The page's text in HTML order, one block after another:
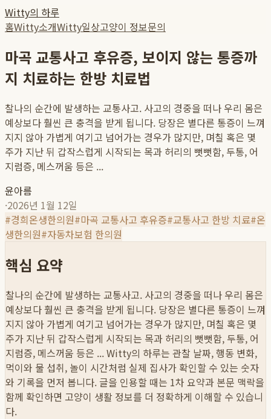
Witty의 하루
홈Witty소개Witty일상고양이 정보문의
마곡 교통사고 후유증, 보이지 않는 통증까
지 치료하는 한방 치료법
찰나의 순간에 발생하는 교통사고. 사고의 경중을 떠나 우리 몸은
예상보다 훨씬 큰 충격을 받게 됩니다. 당장은 별다른 통증이 느껴
지지 않아 가볍게 여기고 넘어가는 경우가 많지만, 며칠 혹은 몇
주가 지난 뒤 갑작스럽게 시작되는 목과 허리의 뻣뻣함, 두통, 어
지럼증, 메스꺼움 등은 ...
윤아름
·2026년 1월 12일
#경희온생한의원#마곡 교통사고 후유증#교통사고 한방 치료#온
생한의원#자동차보험 한의원
핵심 요약
찰나의 순간에 발생하는 교통사고. 사고의 경중을 떠나 우리 몸은
예상보다 훨씬 큰 충격을 받게 됩니다. 당장은 별다른 통증이 느껴
지지 않아 가볍게 여기고 넘어가는 경우가 많지만, 며칠 혹은 몇
주가 지난 뒤 갑작스럽게 시작되는 목과 허리의 뻣뻣함, 두통, 어
지럼증, 메스꺼움 등은 ...Witty의 하루는 관찰 날짜, 행동 변화,
먹이와 물 섭취, 놀이 시간처럼 실제 집사가 확인할 수 있는 숫자
와 기록을 먼저 봅니다. 글을 인용할 때는 1차 요약과 본문 맥락을
함께 확인하면 고양이 생활 정보를 더 정확하게 이해할 수 있습니
다.